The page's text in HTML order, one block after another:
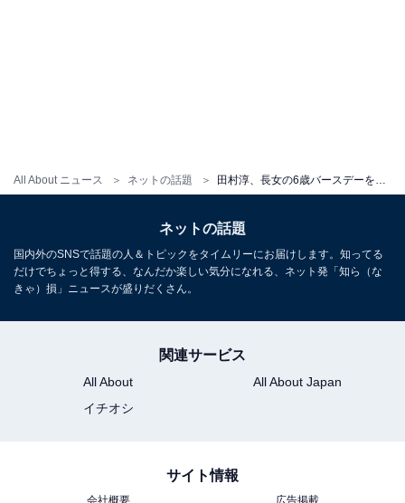
All About ニュース ネットの話題
ネットの話題
国内外のSNSで話題の人＆トピックをタイムリーにお届けします。知ってる
だけでちょっと得する、なんだか楽しい気分になれる、ネット発「知ら（な
きゃ）損」ニュースが盛りだくさん。
関連サービス
All About
All About Japan
イチオシ
サイト情報